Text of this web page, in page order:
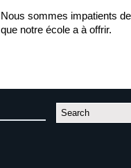
Nous sommes impatients
que notre école a à offrir.